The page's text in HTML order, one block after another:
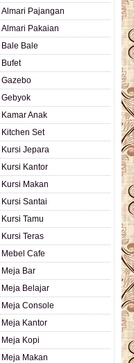
Almari Pajangan
Almari Pakaian
Bale Bale
Bufet
Gazebo
Gebyok
Kamar Anak
Kitchen Set
Kursi Jepara
Kursi Kantor
Kursi Makan
Kursi Santai
Kursi Tamu
Kursi Teras
Mebel Cafe
Meja Bar
Meja Belajar
Meja Console
Meja Kantor
Meja Kopi
Meja Makan